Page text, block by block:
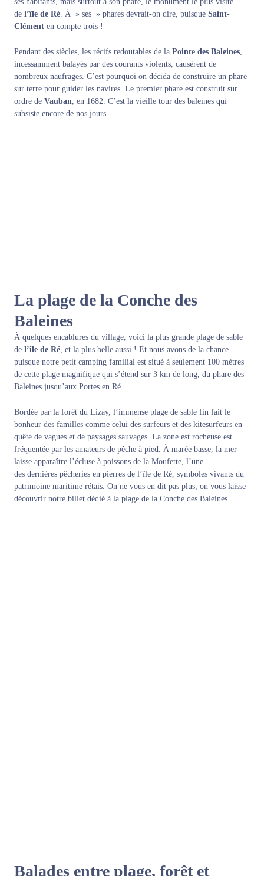
de l’île de Ré. À » ses » phares devrait-on dire, puisque Saint-
Clément en compte trois !
Pendant des siècles, les récifs redoutables de la Pointe des Baleines
incessamment balayés par des courants violents, causèrent de
nombreux naufrages. C’est pourquoi on décida de construire un phare
sur terre pour guider les navires. Le premier phare est construit sur
ordre de Vauban , en 1682. C’est la vieille tour des baleines qui
subsiste encore de nos jours.
La plage de la Conche des
Baleines
À quelques encablures du village, voici la plus grande plage de sable
de l’île de Ré, et la plus belle aussi ! Et nous avons de la chance
puisque notre petit camping familial est situé à seulement 100 mètres
de cette plage magnifique qui s’étend sur 3 km de long, du phare des
Baleines jusqu’aux Portes en Ré.
Bordée par la forêt du Lizay, l’immense plage de sable fin fait le
bonheur des familles comme celui des surfeurs et des kitesurfeurs en
quête de vagues et de paysages sauvages. La zone est rocheuse est
fréquentée par les amateurs de pêche à pied. À marée basse, la mer
laisse apparaître l’écluse à poissons de la Moufette, l’une
des dernières pêcheries en pierres de l’île de Ré, symboles vivants du
patrimoine maritime rétais. On ne vous en dit pas plus, on vous laisse
découvrir notre billet dédié à la plage de la Conche des Baleines.
Balades entre plage, forêt et